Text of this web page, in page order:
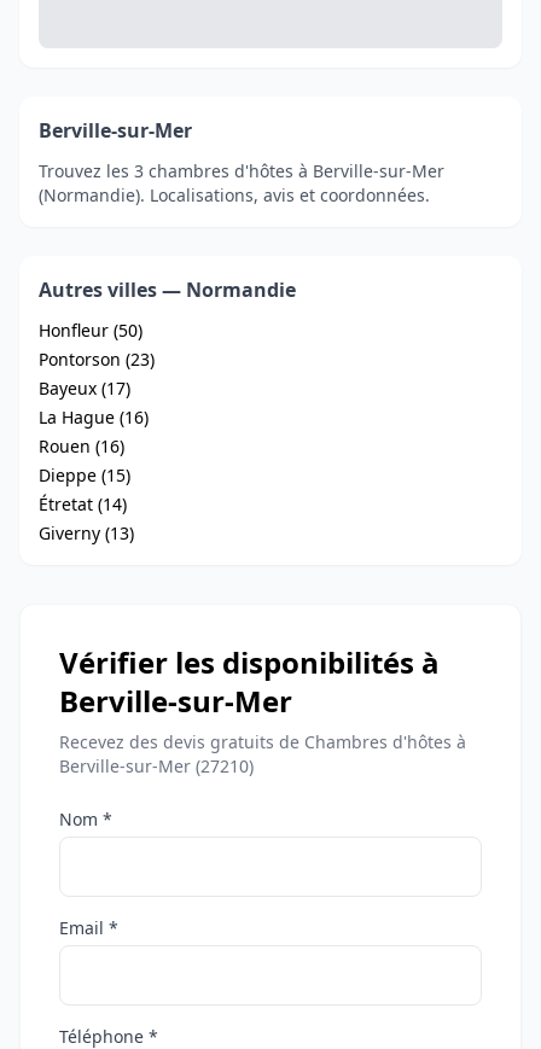
Berville-sur-Mer
Trouvez les 3 chambres d'hôtes à Berville-sur-Mer
(Normandie). Localisations, avis et coordonnées.
Autres villes — Normandie
Honfleur (50)
Pontorson (23)
Bayeux (17)
La Hague (16)
Rouen (16)
Dieppe (15)
Étretat (14)
Giverny (13)
Vérifier les disponibilités à
Berville-sur-Mer
Recevez des devis gratuits de Chambres d'hôtes à
Berville-sur-Mer (27210)
Nom *
Email *
Téléphone *